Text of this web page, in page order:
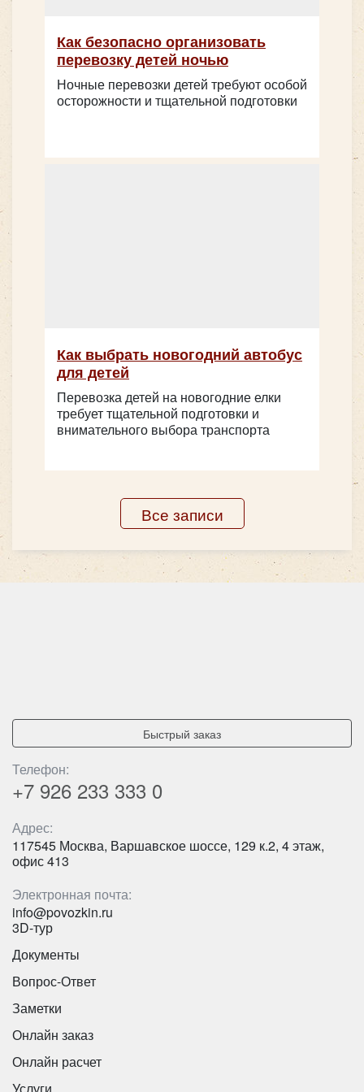
Цена от: 2200 руб/час
Mercedes Viano
Количество мест:
Цена от:1800 руб/час
Микроавтобус в аэропорт от компании «Повозкин»
это:
надежное и качественное обслуживание;
подача машины к назначенному времени;
Такси микроавтобус для
поездок на пикник или дачу
Как безопасно организовать
перевозку детей ночью
Ночные перевозки детей требуют особой
осторожности и тщательной подготовки
Как выбрать новогодний автобус
для детей
Перевозка детей на новогодние елки
требует тщательной подготовки и
внимательного выбора транспорта
Все записи
Быстрый заказ
Телефон:
+7 926 233 333 0
Адрес:
117545 Москва, Варшавское шоссе, 129 к.2, 4 этаж,
офис 413
Электронная почта:
info@povozkin.ru
3D-тур
Документы
Вопрос-Ответ
Заметки
Онлайн заказ
Онлайн расчет
Услуги